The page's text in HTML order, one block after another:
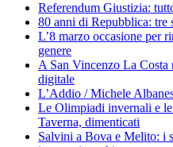
Referendum Giustizia:
80 anni di Repubblica: tre
L’8 marzo occasione per
genere
A San Vincenzo La Costa
digitale
L’Addio / Michele
Le Olimpiadi invernali e le
Taverna, dimenticati
Salvini a Bova e Melito: i